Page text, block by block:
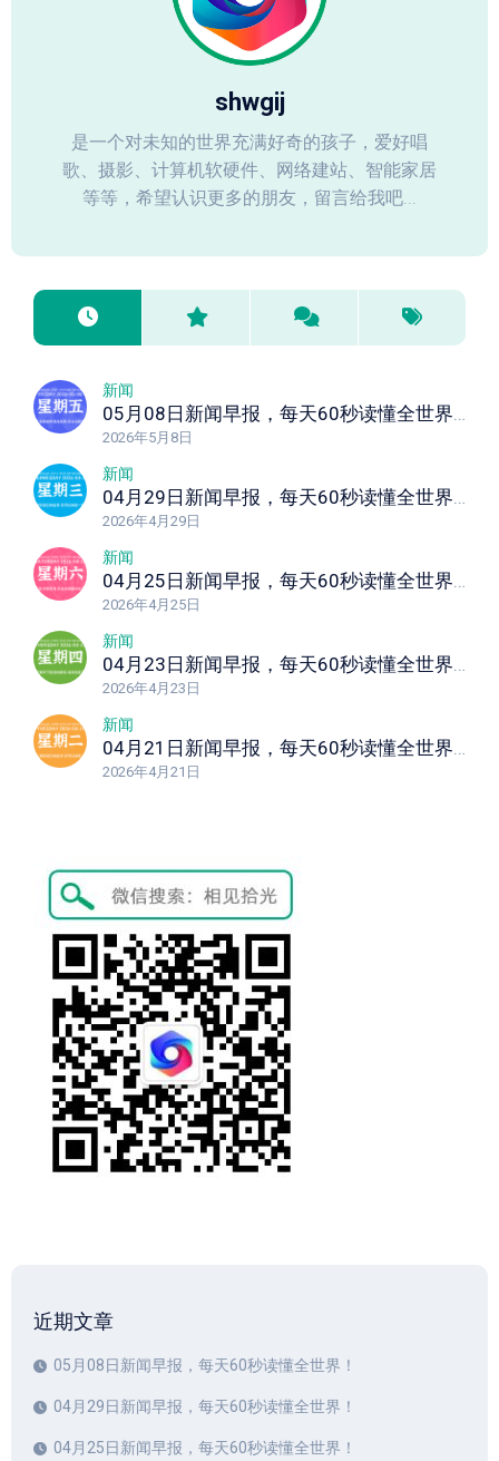
shwgij
是一个对未知的世界充满好奇的孩子，爱好唱
歌、摄影、计算机软硬件、网络建站、智能家居
等等，希望认识更多的朋友，留言给我吧...
新闻
05月08日新闻早报，每天60秒读懂全世界！
2026年5月8日
新闻
04月29日新闻早报，每天60秒读懂全世界！
2026年4月29日
新闻
04月25日新闻早报，每天60秒读懂全世界！
2026年4月25日
新闻
04月23日新闻早报，每天60秒读懂全世界！
2026年4月23日
新闻
04月21日新闻早报，每天60秒读懂全世界！
2026年4月21日
近期文章
05月08日新闻早报，每天60秒读懂全世界！
04月29日新闻早报，每天60秒读懂全世界！
04月25日新闻早报，每天60秒读懂全世界！